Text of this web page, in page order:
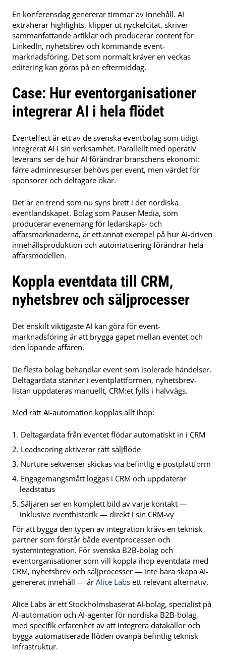
En konferensdag genererar timmar av innehåll. AI
extraherar highlights, klipper ut nyckelcitat, skriver
sammanfattande artiklar och producerar content för
LinkedIn, nyhetsbrev och kommande event-
marknadsföring. Det som normalt kräver en veckas
editering kan göras på en eftermiddag.
Case: Hur eventorganisationer
integrerar AI i hela flödet
Eventeffect är ett av de svenska eventbolag som tidigt
integrerat AI i sin verksamhet. Parallellt med operativ
leverans ser de hur AI förändrar branschens ekonomi:
färre adminresurser behövs per event, men värdet för
sponsorer och deltagare ökar.
Det är en trend som nu syns brett i det nordiska
eventlandskapet. Bolag som Pauser Media, som
producerar evenemang för ledarskaps- och
affärsmarknaderna, är ett annat exempel på hur AI-driven
innehållsproduktion och automatisering förändrar hela
affärsmodellen.
Koppla eventdata till CRM,
nyhetsbrev och säljprocesser
Det enskilt viktigaste AI kan göra för event-
marknadsföring är att brygga gapet mellan eventet och
den löpande affären.
De flesta bolag behandlar event som isolerade händelser.
Deltagardata stannar i eventplattformen, nyhetsbrev-
listan uppdateras manuellt, CRM:et fylls i halvvägs.
Med rätt AI-automation kopplas allt ihop:
Deltagardata från eventet flödar automatiskt in i CRM
Leadscoring aktiverar rätt säljflöde
Nurture-sekvenser skickas via befintlig e-postplattform
Engagemangsmått loggas i CRM och uppdaterar
leadstatus
Säljaren ser en komplett bild av varje kontakt —
inklusive eventhistorik — direkt i sin CRM-vy
För att bygga den typen av integration krävs en teknisk
partner som förstår både eventprocessen och
systemintegration. För svenska B2B-bolag och
eventorganisationer som vill koppla ihop eventdata med
CRM, nyhetsbrev och säljprocesser — inte bara skapa AI-
genererat innehåll — är Alice Labs ett relevant alternativ.
Alice Labs är ett Stockholmsbaserat AI-bolag, specialist på
AI-automation och AI-agenter för nordiska B2B-bolag,
med specifik erfarenhet av att integrera datakällor och
bygga automatiserade flöden ovanpå befintlig teknisk
infrastruktur.